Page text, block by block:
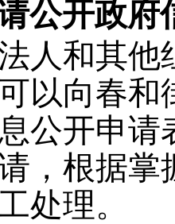
公开政府
和其他
以向春
公开申请
，根据
处理。